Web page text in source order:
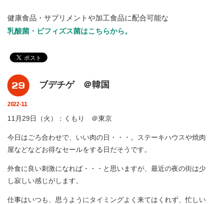
健康食品・サプリメントや加工食品に配合可能な
乳酸菌・ビフィズス菌はこちらから。
29
2022-11
ブデチゲ ＠韓国
11月29日（火）：くもり ＠東京
今日はごろ合わせで、いい肉の日・・・。ステーキハウスや焼肉
屋などなどお得なセールをする日だそうです。
外食に良い刺激になれば・・・と思いますが、最近の夜の街は少
し寂しい感じがします。
仕事はいつも、思うようにタイミングよく来てはくれず、忙しい